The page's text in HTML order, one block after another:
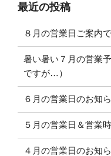
ョ
最近の投稿
８月の営業日ご案内で
暑い暑い７月の営業
ですが…）
６月の営業日のお知ら
５月の営業日＆営業
４月の営業日のお知ら